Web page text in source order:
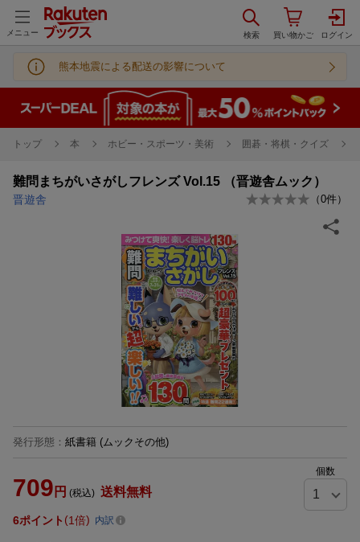
メニュー
熊本地震による配送の影響について
トップ 本 ホビー・スポーツ・美術 囲碁・将棋・クイズ
難問まちがいさがしフレンズ Vol.15 （晋遊舎ムック）
晋遊舎 （0件）
発行形態 ： 紙書籍 (ムックその他)
709 円 (税込) 送料無料
個数
6ポイント 1倍 内訳